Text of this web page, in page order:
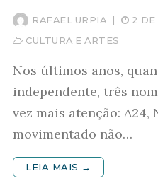
RAFAEL URPIA | 2
CULTURA E ARTES
Nos últimos anos,
independente, três
vez mais atenção:
movimentado não…
LEIA MAIS →